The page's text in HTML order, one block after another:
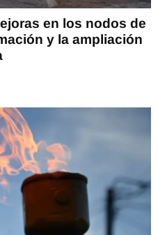
en los nodos de
y la ampliación